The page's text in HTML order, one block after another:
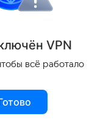
внимания
или
зарплату в
ён VPN
всё работало